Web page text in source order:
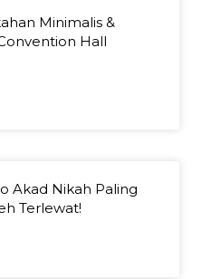
s
a
p
l
o
p
Minimalis &
Hall
Akad Nikah Paling
Terlewat!